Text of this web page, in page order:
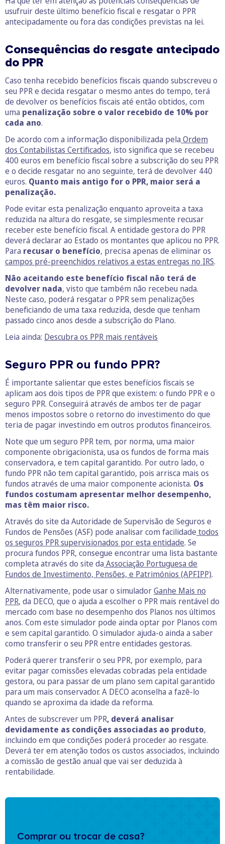
usufruir deste último benefício fiscal e resgatar o PPR
antecipadamente ou fora das condições previstas na lei.
Consequências do resgate antecipado
do PPR
Caso tenha recebido benefícios fiscais quando subscreveu o
seu PPR e decida resgatar o mesmo antes do tempo, terá
de devolver os benefícios fiscais até então obtidos, com
uma penalização sobre o valor recebido de 10% por
cada ano.
De acordo com a informação disponibilizada pela Ordem
dos Contabilistas Certificados, isto significa que se recebeu
400 euros em benefício fiscal sobre a subscrição do seu PPR
e o decide resgatar no ano seguinte, terá de devolver 440
euros. Quanto mais antigo for o PPR, maior será a
penalização.
Pode evitar esta penalização enquanto aproveita a taxa
reduzida na altura do resgate, se simplesmente recusar
receber este benefício fiscal. A entidade gestora do PPR
deverá declarar ao Estado os montantes que aplicou no PPR.
Para recusar o benefício, precisa apenas de eliminar os
campos pré-preenchidos relativos a estas entregas no IRS.
Não aceitando este benefício fiscal não terá de
devolver nada, visto que também não recebeu nada.
Neste caso, poderá resgatar o PPR sem penalizações
beneficiando de uma taxa reduzida, desde que tenham
passado cinco anos desde a subscrição do Plano.
Leia ainda: Descubra os PPR mais rentáveis
Seguro PPR ou fundo PPR?
É importante salientar que estes benefícios fiscais se
aplicam aos dois tipos de PPR que existem: o fundo PPR e o
seguro PPR. Conseguirá através de ambos ter de pagar
menos impostos sobre o retorno do investimento do que
teria de pagar investindo em outros produtos financeiros.
Note que um seguro PPR tem, por norma, uma maior
componente obrigacionista, usa os fundos de forma mais
conservadora, e tem capital garantido. Por outro lado, o
fundo PPR não tem capital garantido, pois arrisca mais os
fundos através de uma maior componente acionista. Os
fundos costumam apresentar melhor desempenho,
mas têm maior risco.
Através do site da Autoridade de Supervisão de Seguros e
Fundos de Pensões (ASF) pode analisar com facilidade todos
os seguros PPR supervisionados por esta entidade. Se
procura fundos PPR, consegue encontrar uma lista bastante
completa através do site da Associação Portuguesa de
Fundos de Investimento, Pensões, e Patrimónios (APFIPP).
Alternativamente, pode usar o simuladorGanhe Mais no
PPR, da DECO, que o ajuda a escolher o PPR mais rentável do
mercado com base no desempenho dos Planos nos últimos
anos. Com este simulador pode ainda optar por Planos com
e sem capital garantido. O simulador ajuda-o ainda a saber
como transferir o seu PPR entre entidades gestoras.
Poderá querer transferir o seu PPR, por exemplo, para
evitar pagar comissões elevadas cobradas pela entidade
gestora, ou para passar de um plano sem capital garantido
para um mais conservador. A DECO aconselha a fazê-lo
quando se aproxima da idade da reforma.
Antes de subscrever um PPR, deverá analisar
devidamente as condições associadas ao produto,
incluindo em que condições poderá proceder ao resgate.
Deverá ter em atenção todos os custos associados, incluindo
a comissão de gestão anual que vai ser deduzida à
rentabilidade.
Comprar ou trocar de casa?